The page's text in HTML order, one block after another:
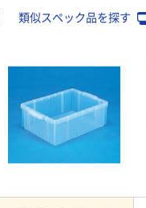
類似スペック品を探す